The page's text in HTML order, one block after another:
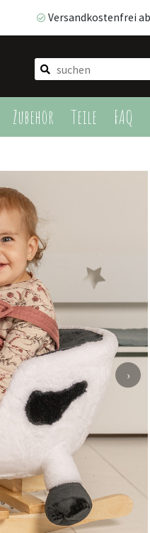
Versandkostenfrei
Zubehör Teile FAQ
Versandkostenfrei ab
›